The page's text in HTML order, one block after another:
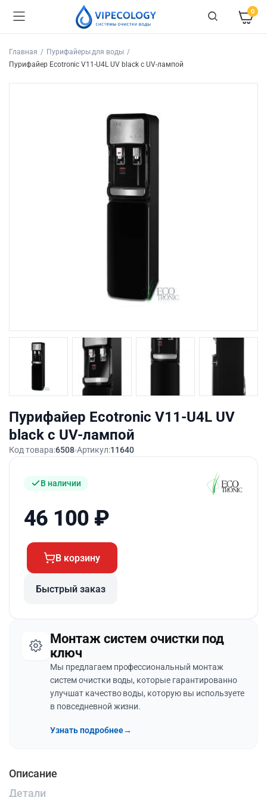
0
Главная
Пурифайеры для воды
Пурифайер Ecotronic V11-U4L UV black с UV-лампой
Пурифайер Ecotronic V11-U4L UV
black с UV-лампой
Код товара:6508 Артикул:11640
В наличии
46 100 ₽
В корзину
Быстрый заказ
Монтаж систем очистки под
ключ
Мы предлагаем профессиональный монтаж
систем очистки воды, которые гарантированно
улучшат качество воды, которую вы используете
в повседневной жизни.
Узнать подробнее→
Описание
Детали